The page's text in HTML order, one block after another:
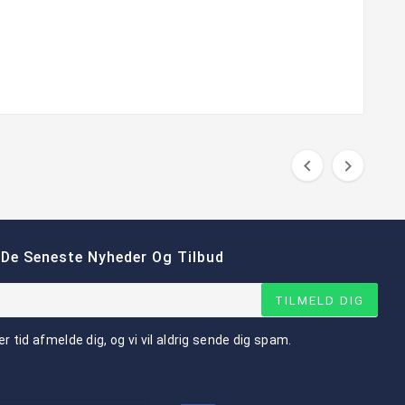
 
Seneste Nyheder Og Tilbud
TILMELD DIG
tid afmelde dig, og vi vil aldrig sende dig spam.